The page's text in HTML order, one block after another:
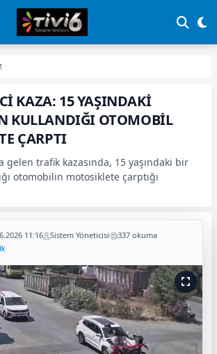
KAZA: 15 YAŞINDAKİ
KULLANDIĞI OTOMOBİL
ÇARPTI
gelen trafik kazasında, 15 yaşındaki bir
otomobilin motosiklete çarptığı
11:16 Sistem Yöneticisi 337 okuma